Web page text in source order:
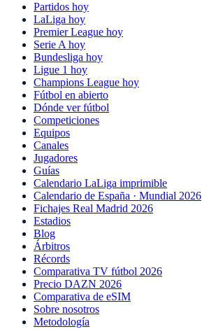
Partidos hoy
LaLiga hoy
Premier League hoy
Serie A hoy
Bundesliga hoy
Ligue 1 hoy
Champions League hoy
Fútbol en abierto
Dónde ver fútbol
Competiciones
Equipos
Canales
Jugadores
Guías
Calendario LaLiga imprimible
Calendario de España · Mundial 2026
Fichajes Real Madrid 2026
Estadios
Blog
Árbitros
Récords
Comparativa TV fútbol 2026
Precio DAZN 2026
Comparativa de eSIM
Sobre nosotros
Metodología